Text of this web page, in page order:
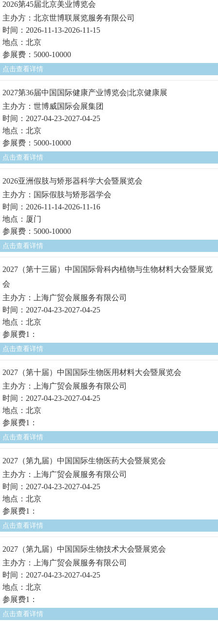
2026第45届北京美业博览会
主办方：北京世博联展览服务有限公司
时间：2026-11-13-2026-11-15
地点：北京
参展费：5000-10000
点击查看详情
2027第36届中国国际健康产业博览会|北京健康展
主办方：世博威国际会展集团
时间：2027-04-23-2027-04-25
地点：北京
参展费：5000-10000
点击查看详情
2026亚洲假肢与矫形器科学大会暨展览会
主办方：国际假肢与矫形器学会
时间：2026-11-14-2026-11-16
地点：厦门
参展费：5000-10000
点击查看详情
2027（第十三届）中国国际骨科内植物与生物材料大会暨展览
会
主办方：上海广贸会展服务有限公司
时间：2027-04-23-2027-04-25
地点：北京
参展费1：
点击查看详情
2027（第十届）中国国际生物医用材料大会暨展览会
主办方：上海广贸会展服务有限公司
时间：2027-04-23-2027-04-25
地点：北京
参展费1：
点击查看详情
2027（第九届）中国国际生物医药大会暨展览会
主办方：上海广贸会展服务有限公司
时间：2027-04-23-2027-04-25
地点：北京
参展费1：
点击查看详情
2027（第九届）中国国际生物技术大会暨展览会
主办方：上海广贸会展服务有限公司
时间：2027-04-23-2027-04-25
地点：北京
参展费1：
点击查看详情